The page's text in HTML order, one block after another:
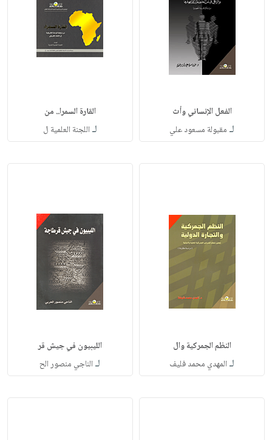
الفعل الإنساني وأث
لـ مقبولة مسعود علي
القارة السمرا.. من
لـ اللجنة العلمية ل
النظم الجمركية وال
لـ المهدي محمد فليف
الليبيون في جيش قر
لـ الناجي منصور الح